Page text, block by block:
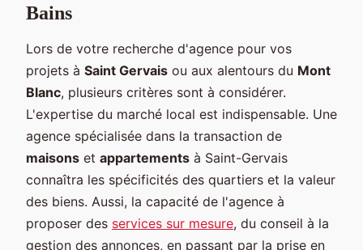
Bains
Lors de votre recherche d'agence pour vos
projets à Saint Gervais ou aux alentours du Mont
Blanc, plusieurs critères sont à considérer.
L'expertise du marché local est indispensable. Une
agence spécialisée dans la transaction de
maisons et appartements à Saint-Gervais
connaîtra les spécificités des quartiers et la valeur
des biens. Aussi, la capacité de l'agence à
proposer des services sur mesure, du conseil à la
gestion des annonces, en passant par la prise en